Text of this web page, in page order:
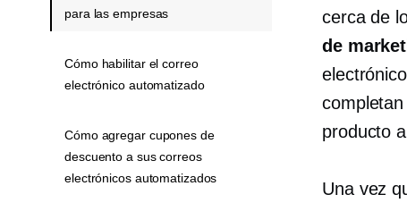
cerca de
de
producto
Una vez
para las empresas
Cómo habilitar el correo
electrónico automatizado
Cómo agregar cupones de
descuento a sus correos
electrónicos automatizados